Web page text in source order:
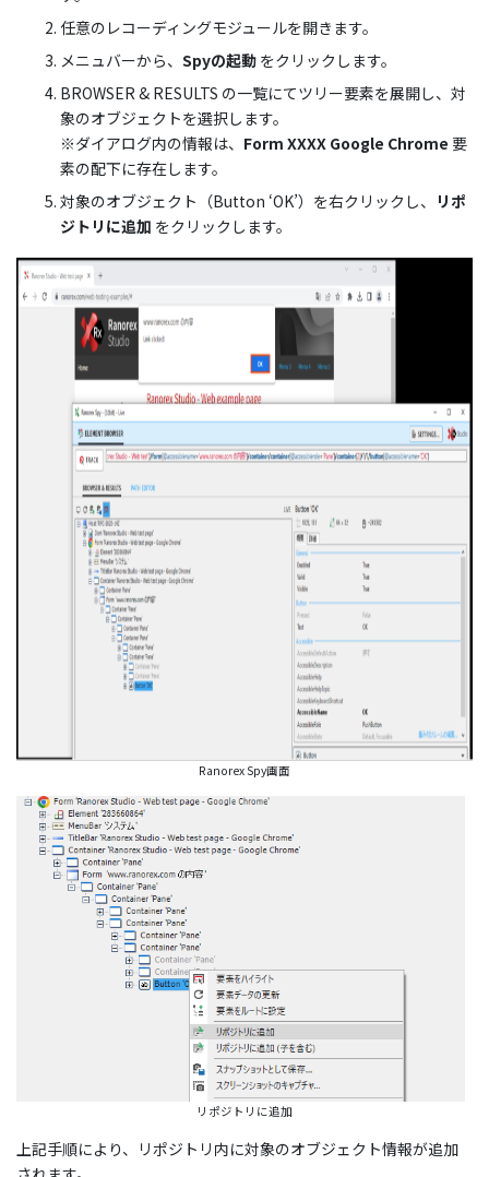
任意のレコーディングモジュールを開きます。
メニュバーから、 Spyの起動 をクリックします。
BROWSER & RESULTS の一覧にてツリー要素を展開し、対
象のオブジェクトを選択します。
※ダイアログ内の情報は、 Form XXXX Google Chrome 要
素の配下に存在します。
対象のオブジェクト（Button ‘OK’）を右クリックし、 リポ
ジトリに追加 をクリックします。
Ranorex Spy画面
リポジトリに追加
上記手順により、リポジトリ内に対象のオブジェクト情報が追加